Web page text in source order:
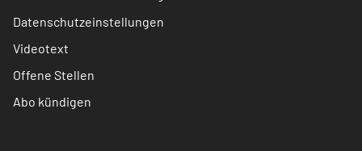
Datenschutzeinstellungen
Videotext
Offene Stellen
Abo kündigen